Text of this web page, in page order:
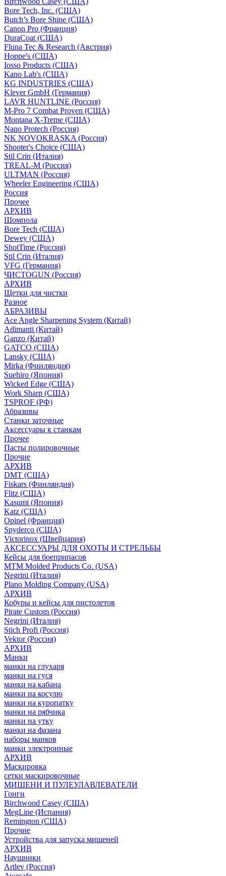
Bore Tech, Inc. (США)
Butch’s Bore Shine (СШA)
Canon Pro (Франция)
DuraCoat (США)
Fluna Tec & Research (Австрия)
Hoppe's (США)
Iosso Products (США)
Kano Lab's (США)
KG INDUSTRIES (США)
Klever GmbH (Германия)
LAVR HUNTLINE (Россия)
M-Pro 7 Combat Proven (СШA)
Montana X-Treme (США)
Nano Protech (Россия)
NK NOVOKRASKA (Россия)
Shooter's Choice (СШA)
Stil Crin (Италия)
TREAL-M (Россия)
ULTMAN (Россия)
Wheeler Engineering (СШA)
Россия
Прочее
АРХИВ
Шомпола
Bore Tech (США)
Dewey (США)
ShotTime (Россия)
Stil Crin (Италия)
VFG (Германия)
ЧИСТОGUN (Россия)
АРХИВ
Щетки для чистки
Разное
АБРАЗИВЫ
Ace Angle Sharpening System (Китай)
Adimanti (Китай)
Ganzo (Китай)
GATCO (США)
Lansky (США)
Mirka (Финляндия)
Suehiro (Япония)
Wicked Edge (США)
Work Sharp (США)
TSPROF (РФ)
Абразивы
Станки заточные
Аксессуары к станкам
Прочее
Пасты полировочные
Прочие
АРХИВ
DMT (США)
Fiskars (Финляндия)
Flitz (США)
Kasumi (Япония)
Katz (США)
Opinel (Франция)
Spyderco (США)
Victorinox (Швейцария)
АКСЕССУАРЫ ДЛЯ ОХОТЫ И СТРЕЛЬБЫ
Кейсы для боеприпасов
MTM Molded Products Co. (USA)
Negrini (Италия)
Plano Molding Company (USA)
АРХИВ
Кобуры и кейсы для пистолетов
Pirate Custom (Россия)
Negrini (Италия)
Stich Profi (Россия)
Vektor (Россия)
АРХИВ
Манки
манки на глухаря
манки на гуся
манки на кабана
манки на косулю
манки на куропатку
манки на рябчика
манки на утку
манки на фазана
наборы манков
манки электронные
АРХИВ
Маскировка
сетки маскировочные
МИШЕНИ И ПУЛЕУЛАВЛЕВАТЕЛИ
Гонги
Birchwood Casey (США)
MegLine (Испания)
Remington (США)
Прочие
Устройства для запуска мишеней
АРХИВ
Наушники
Artlev (Россия)